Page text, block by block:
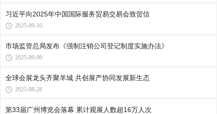
习近平向2025年中国国际服务贸易交易会致贺信
2025-09-10
市场监管总局发布《强制注销公司登记制度实施办法》
2025-09-09
全球会展龙头齐聚羊城 共创展产协同发展新生态
2025-08-28
第33届广州博览会落幕 累计观展人数超16万人次